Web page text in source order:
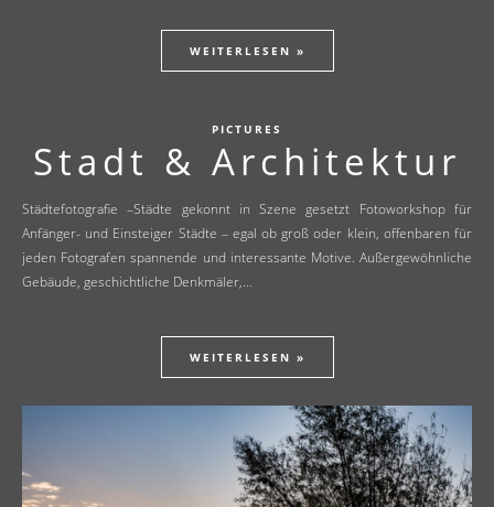
WEITERLESEN »
PICTURES
Stadt & Architektur
Städtefotografie –Städte gekonnt in Szene gesetzt Fotoworkshop für
Anfänger- und Einsteiger Städte – egal ob groß oder klein, offenbaren für
jeden Fotografen spannende und interessante Motive. Außergewöhnliche
Gebäude, geschichtliche Denkmäler,…
WEITERLESEN »